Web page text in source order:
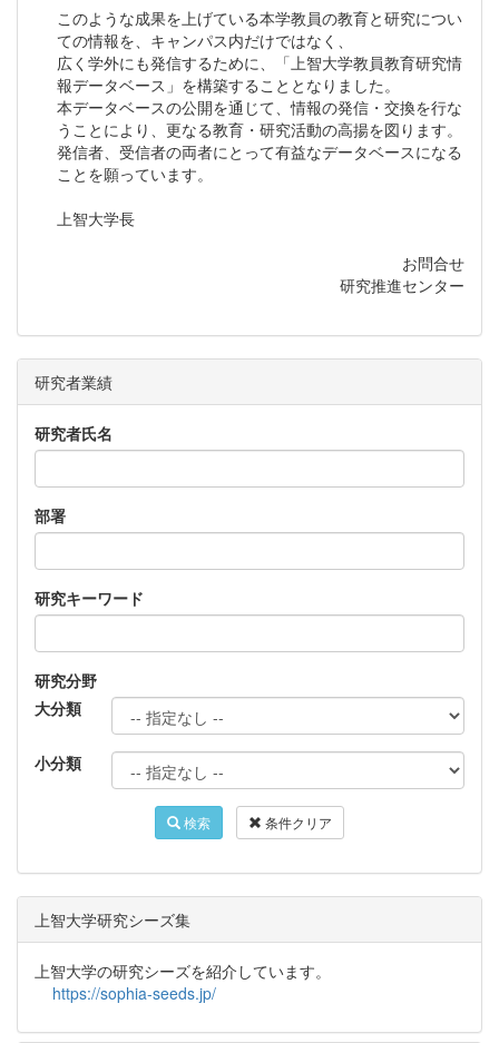
このような成果を上げている本学教員の教育と研究につい
ての情報を、キャンパス内だけではなく、
広く学外にも発信するために、「上智大学教員教育研究情
報データベース」を構築することとなりました。
本データベースの公開を通じて、情報の発信・交換を行な
うことにより、更なる教育・研究活動の高揚を図ります。
発信者、受信者の両者にとって有益なデータベースになる
ことを願っています。
上智大学長
お問合せ
研究推進センター
研究者業績
研究者氏名
部署
研究キーワード
研究分野
大分類
小分類
検索 条件クリア
上智大学研究シーズ集
上智大学の研究シーズを紹介しています。
https://sophia-seeds.jp/